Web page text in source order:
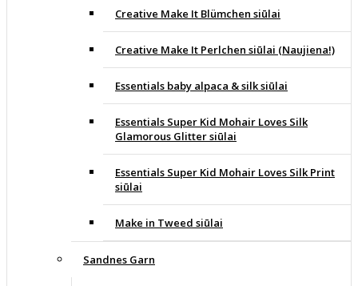
Creative Make It Blümchen siūlai
Creative Make It Perlchen siūlai (Naujiena!)
Essentials baby alpaca & silk siūlai
Essentials Super Kid Mohair Loves Silk
Glamorous Glitter siūlai
Essentials Super Kid Mohair Loves Silk Print
siūlai
Make in Tweed siūlai
Sandnes Garn